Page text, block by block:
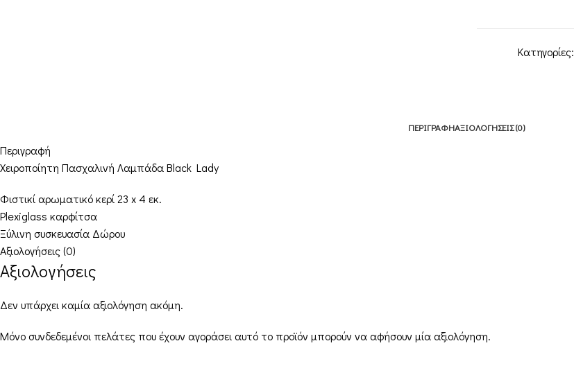
Κατηγορίες:
ΠΕΡΙΓΡΑΦΉΑΞΙΟΛΟΓΉΣΕΙΣ (0)
Περιγραφή
Χειροποίητη Πασχαλινή Λαμπάδα Black Lady
Φιστικί αρωματικό κερί 23 x 4 εκ.
Plexiglass καρφίτσα
Ξύλινη συσκευασία Δώρου
Αξιολογήσεις (0)
Αξιολογήσεις
Δεν υπάρχει καμία αξιολόγηση ακόμη.
Μόνο συνδεδεμένοι πελάτες που έχουν αγοράσει αυτό το προϊόν μπορούν να αφήσουν μία αξιολόγηση.